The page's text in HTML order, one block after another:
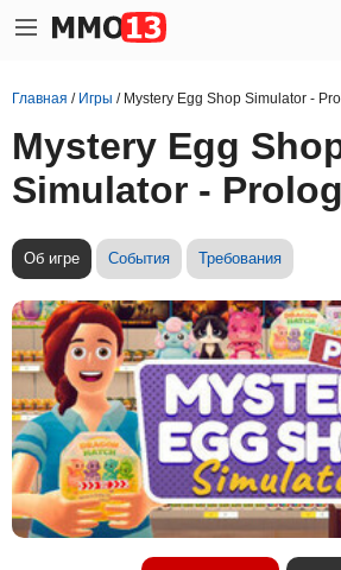
Главная / Игры / Mystery Egg Shop Simulator -
Mystery Egg
Simulator -
Об игре События Требования